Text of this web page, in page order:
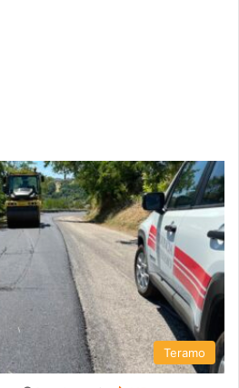
Teramo